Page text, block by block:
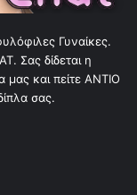
Γυναίκες.
Σας δίδεται η
μας και πείτε ΑΝΤΙΟ
σας.